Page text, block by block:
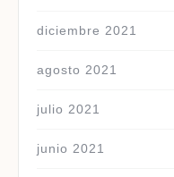
diciembre 2021
agosto 2021
julio 2021
junio 2021